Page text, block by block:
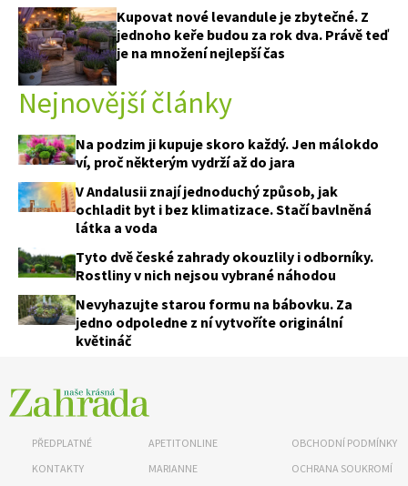
Kupovat nové levandule je zbytečné. Z
jednoho keře budou za rok dva. Právě teď
je na množení nejlepší čas
Nejnovější články
Na podzim ji kupuje skoro každý. Jen málokdo
ví, proč některým vydrží až do jara
V Andalusii znají jednoduchý způsob, jak
ochladit byt i bez klimatizace. Stačí bavlněná
látka a voda
Tyto dvě české zahrady okouzlily i odborníky.
Rostliny v nich nejsou vybrané náhodou
Nevyhazujte starou formu na bábovku. Za
jedno odpoledne z ní vytvoříte originální
květináč
PŘEDPLATNÉ
KONTAKTY
APETITONLINE
MARIANNE
OBCHODNÍ PODMÍNKY
OCHRANA SOUKROMÍ